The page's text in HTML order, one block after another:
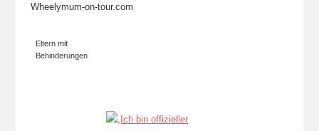
Wheelymum-on-tour.com
Eltern mit
Behinderungen